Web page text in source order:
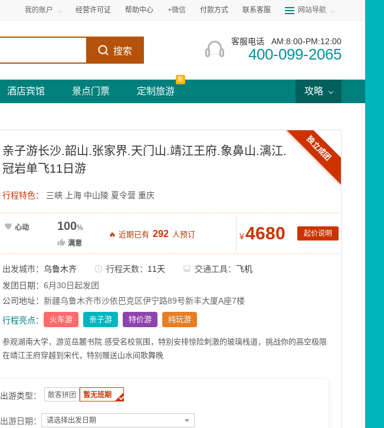
我的账户 经营许可证 帮助中心 +微信 付款方式 联系客服 网站导航
搜索
客服电话 AM:8:00-PM:12:00
400-099-2065
酒店宾馆 景点门票 定制旅游
新
攻略
独立成团
亲子游长沙.韶山.张家界.天门山.靖江王府.象鼻山.漓江.
冠岩单飞11日游
行程特色： 三峡 上海 中山陵 夏令营 重庆
心动 100%
满意
🔥 近期已有 292 人预订 ¥4680 起价说明
出发城市： 乌鲁木齐 行程天数： 11天 交通工具： 飞机
发团日期： 6月30日起发团
公司地址： 新疆乌鲁木齐市沙依巴克区伊宁路89号新丰大厦A座7楼
行程亮点： 火车游 亲子游 特价游 纯玩游
参观湖南大学，游览岳麓书院.感受名校氛围，特别安排惊险刺激的玻璃栈道，挑战你的高空极限.
在靖江王府穿越到宋代，特别赠送山水间歌舞晚
出游类型： 散客拼团 暂无班期
出游日期： 请选择出发日期